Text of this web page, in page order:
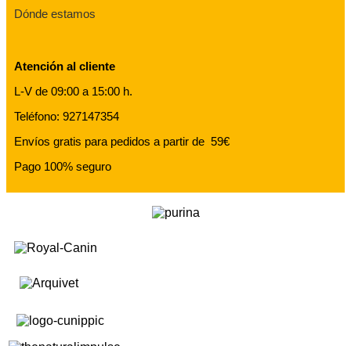
Dónde estamos
Atención al cliente
L-V de 09:00 a 15:00 h.
Teléfono: 927147354
Envíos gratis para pedidos a partir de 59€
Pago 100% seguro